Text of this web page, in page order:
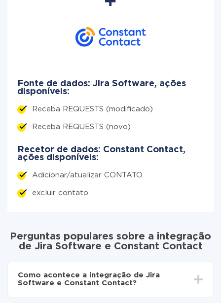
Fonte de dados: Jira Software, ações
disponíveis:
Receba REQUESTS (modificado)
Receba REQUESTS (novo)
Recetor de dados: Constant Contact,
ações disponíveis:
Adicionar/atualizar CONTATO
excluir contato
Perguntas populares sobre a integração
de Jira Software e Constant Contact
Como acontece a integração de Jira
Software e Constant Contact?